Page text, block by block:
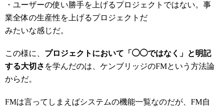
・ユーザーの使い勝手を上げるプロジェクトではない。事
業全体の生産性を上げるプロジェクトだ
みたいな感じだ。
この様に、 プロジェクトにおいて「◯◯ではなく」と明記
する大切さ を学んだのは、ケンブリッジのFMという方法論
からだ。
FMは言ってしまえばシステムの機能一覧なのだが、FM自